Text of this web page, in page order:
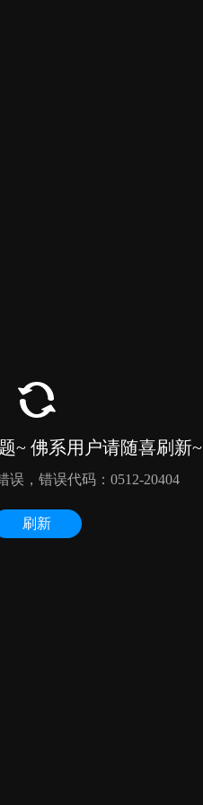
~ 佛系用户请随喜刷新~
误，错误代码：0512-20404
刷新